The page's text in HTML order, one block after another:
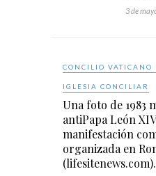
3 de
CONCILIO
IGLESIA CONCILIAR
Una foto de 1983
antiPapa León
manifestación
organizada en
(lifesitenews.com).